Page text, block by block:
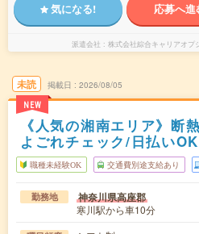
気になる! 応募へ進
派遣会社 株式会社綜合キャリアオプ
未読
NEW
掲載日 2026/08/05
《人気の湘南エリア》断
よごれチェック/日払いOK
職種未経験OK 交通費別途支給あり
勤務地 神奈川県高座郡
寒川駅から車10分